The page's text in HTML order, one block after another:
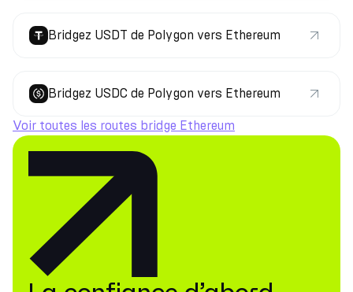
Bridgez USDT de Polygon vers Ethereum
Bridgez USDC de Polygon vers Ethereum
Voir toutes les routes bridge Ethereum